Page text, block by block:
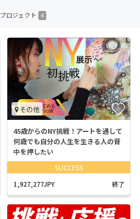
プロジェクト 4
その他
45歳からのNY挑戦！アートを通して
何歳でも自分の人生を生きる人の背
中を押したい
SUCCESS
1,927,277JPY 終了